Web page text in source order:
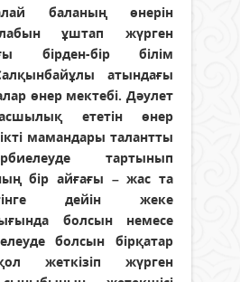
баланың өнерін
ұштап жүрген
бірден-бір білім
атындағы
өнер мектебі. Дәулет
ететін өнер
мамандары талантты
тартынып
бір айғағы – жас та
дейін жеке
болсын немесе
болсын бірқатар
жеткізіп жүрген